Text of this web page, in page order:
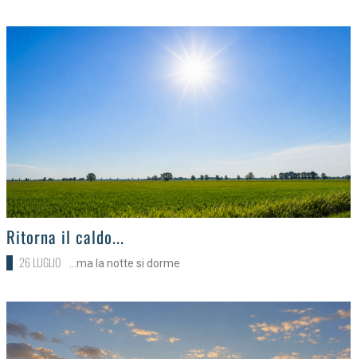
>
Ritorna il caldo...
26 LUGLIO ...ma la notte si dorme